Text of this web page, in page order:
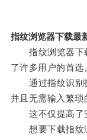
指纹浏览器下载最
指纹浏览器下载
了许多用户的首选
通过指纹识别技
并且无需输入繁琐
这不仅提高了安
想要下载指纹浏